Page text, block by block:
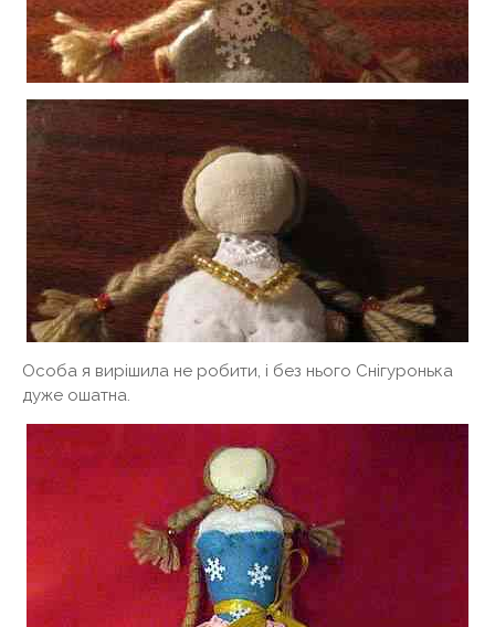
Особа я вирішила не робити, і без нього Снігуронька
дуже ошатна.